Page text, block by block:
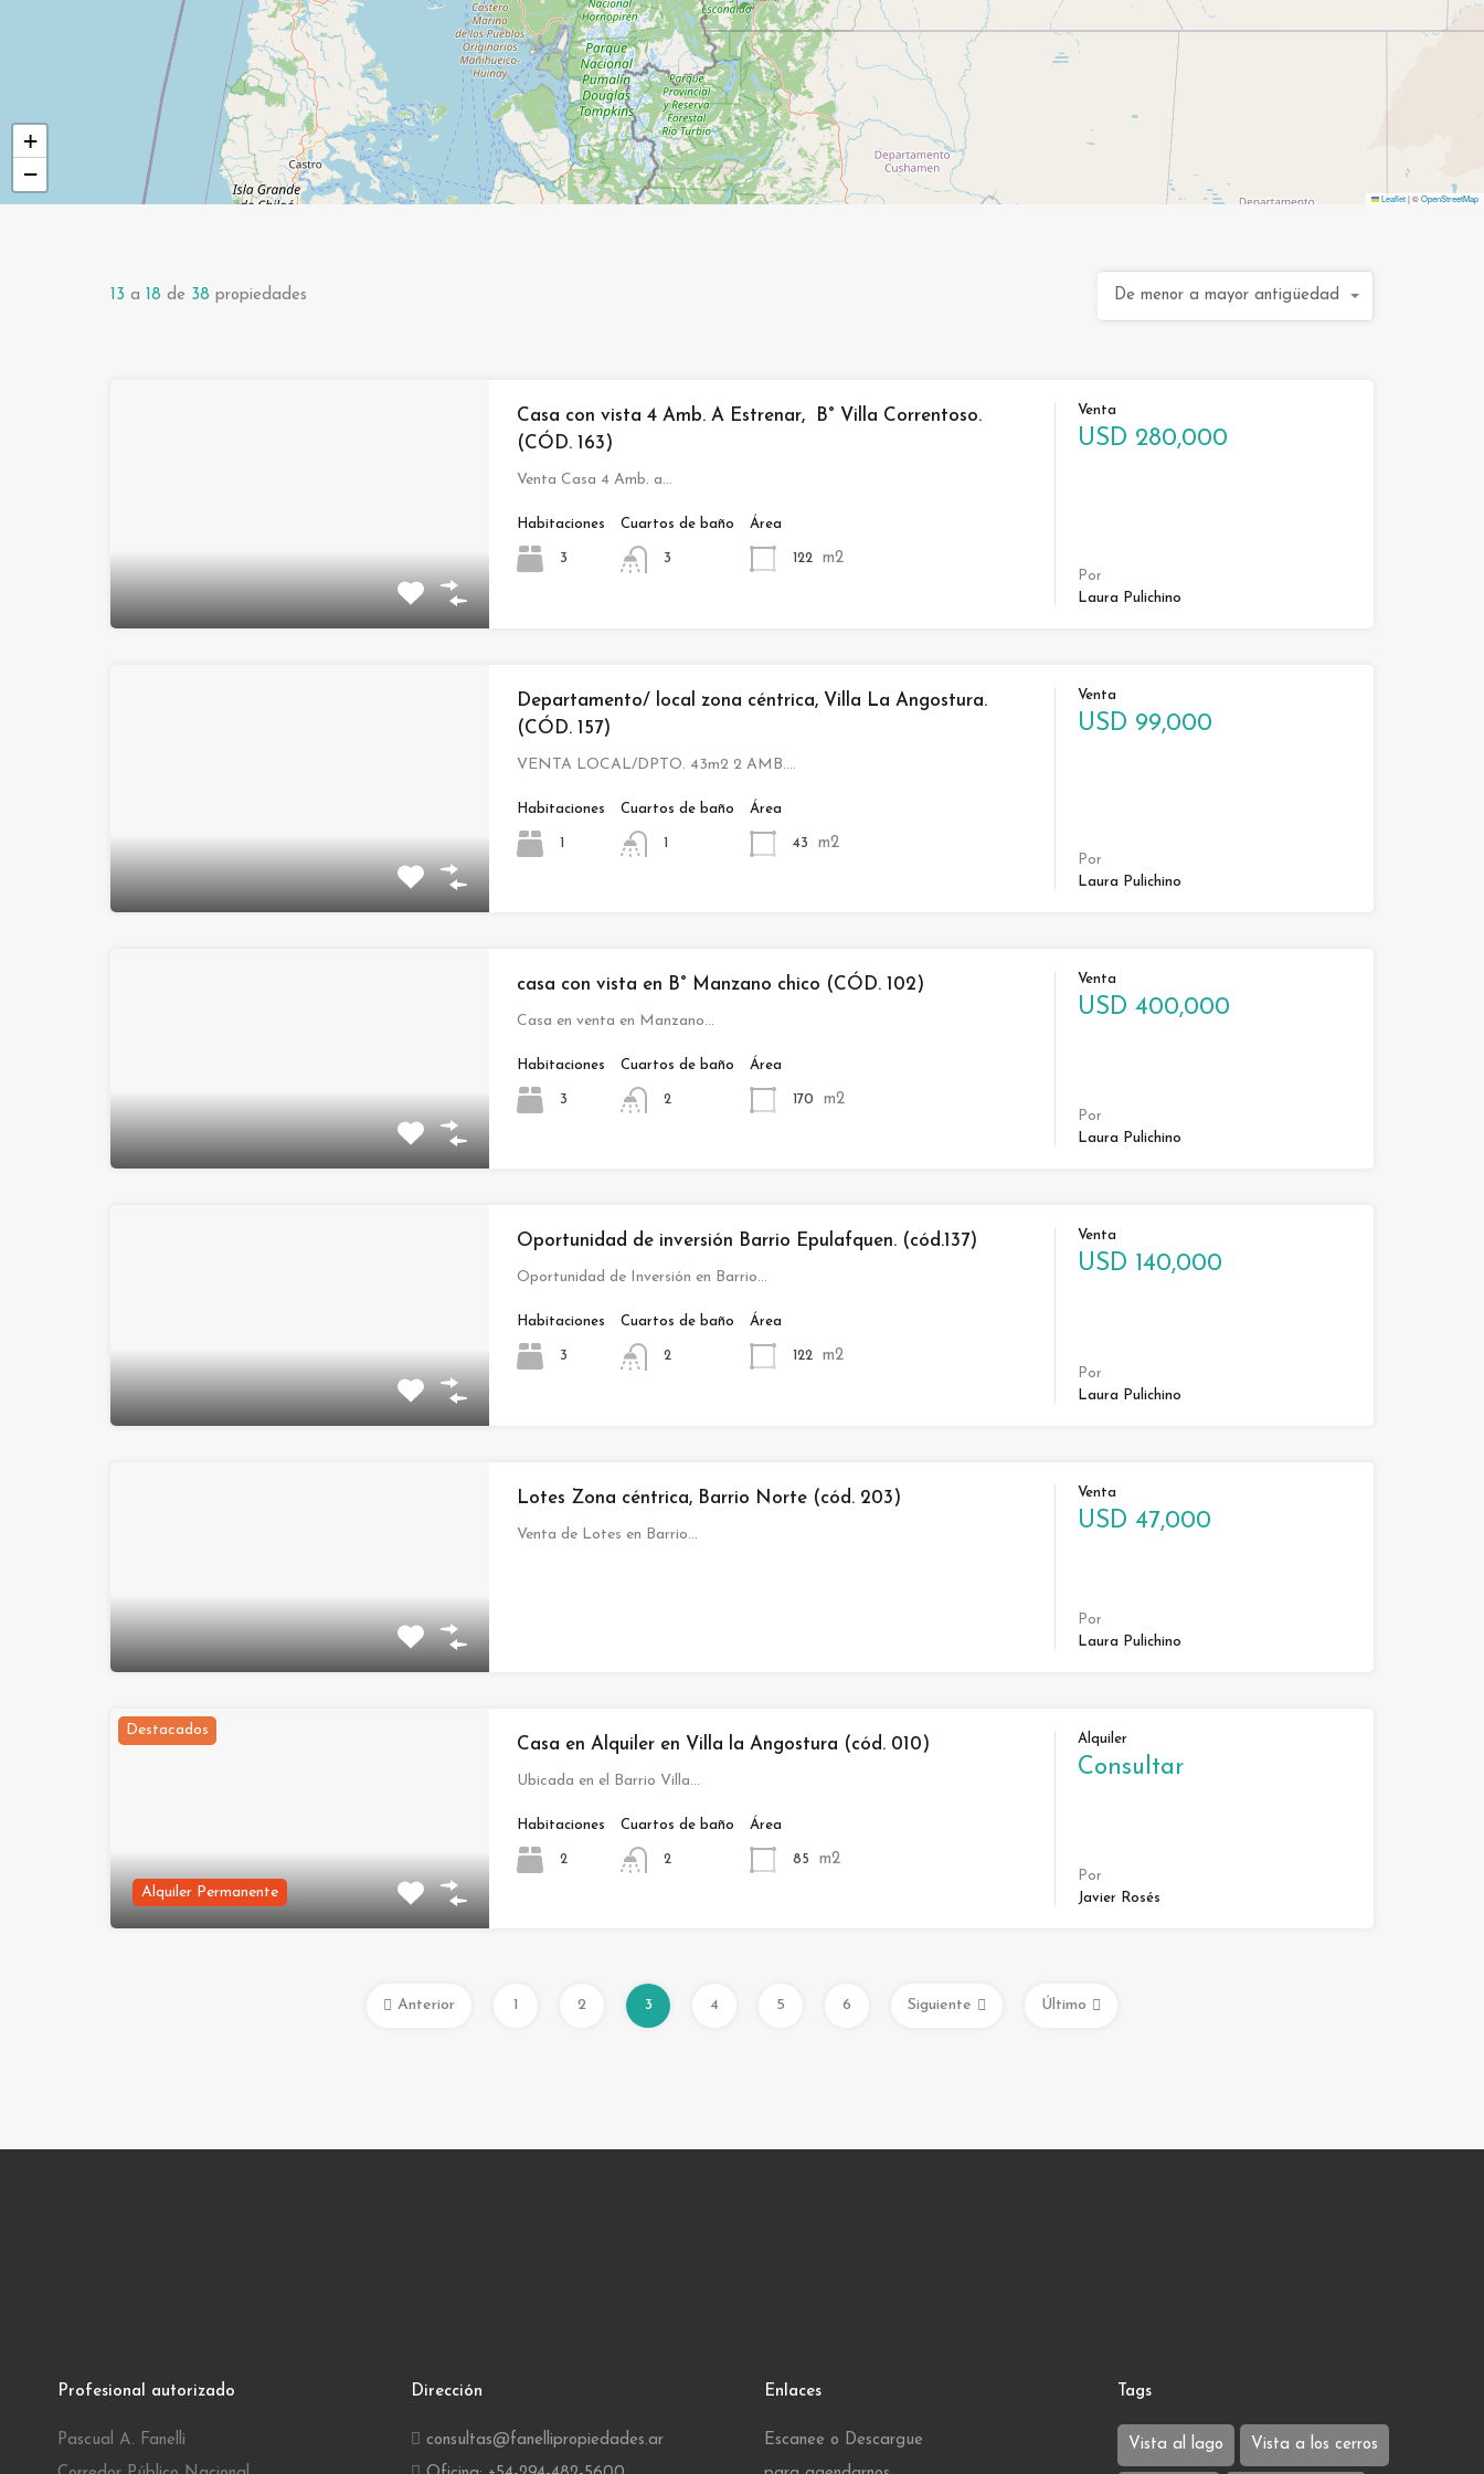
+
−
Leaflet|©OpenStreetMap
13 a 18 de 38 propiedades De menor a mayor antigüedad
Casa con vista 4 Amb. A Estrenar, B° Villa Correntoso.
(CÓD. 163)
Venta Casa 4 Amb. a…
Habitaciones
3
Cuartos de baño
3
Área
122 m2
Venta
USD 280,000
Por
Laura Pulichino
Departamento/ local zona céntrica, Villa La Angostura.
(CÓD. 157)
VENTA LOCAL/DPTO. 43m2 2 AMB.…
Habitaciones
1
Cuartos de baño
1
Área
43 m2
Venta
USD 99,000
Por
Laura Pulichino
casa con vista en B° Manzano chico (CÓD. 102)
Casa en venta en Manzano…
Habitaciones
3
Cuartos de baño
2
Área
170 m2
Venta
USD 400,000
Por
Laura Pulichino
Oportunidad de inversión Barrio Epulafquen. (cód.137)
Oportunidad de Inversión en Barrio…
Habitaciones
3
Cuartos de baño
2
Área
122 m2
Venta
USD 140,000
Por
Laura Pulichino
Lotes Zona céntrica, Barrio Norte (cód. 203)
Venta de Lotes en Barrio…
Venta
USD 47,000
Por
Laura Pulichino
Destacados
Alquiler Permanente
Casa en Alquiler en Villa la Angostura (cód. 010)
Ubicada en el Barrio Villa…
Habitaciones
2
Cuartos de baño
2
Área
85 m2
Alquiler
Consultar
Por
Javier Rosés
Anterior 1 2 3 4 5 6 Siguiente Último
Profesional autorizado
Pascual A. Fanelli
Dirección
consultas@fanellipropiedades.ar
Enlaces
Escanee o Descargue
Tags
Vista al lago Vista a los cerros